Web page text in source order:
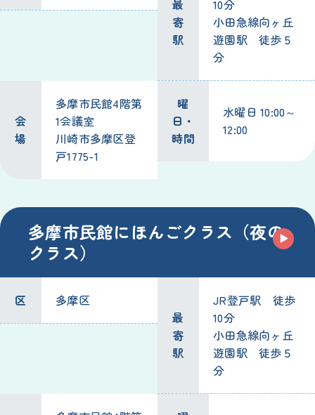
最
寄
駅
10分
小田急線向ヶ丘
遊園駅 徒歩５
分
会
場
多摩市民館4階第
1会議室
川崎市多摩区登
戸1775-1
曜
日・
時間
水曜日 10:00～
12:00
多摩市民館にほんごクラス（夜の
クラス）
区
多摩区
最
寄
駅
JR登戸駅 徒歩
10分
小田急線向ヶ丘
遊園駅 徒歩５
分